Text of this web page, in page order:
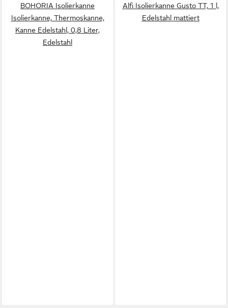
BOHORIA Isolierkanne
Isolierkanne, Thermoskanne,
Kanne Edelstahl, 0,8 Liter,
Edelstahl
Alfi Isolierkanne Gusto TT, 1 l,
Edelstahl mattiert